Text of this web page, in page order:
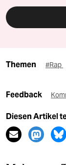
Themen #Rap
Feedback
Diesen Artikel